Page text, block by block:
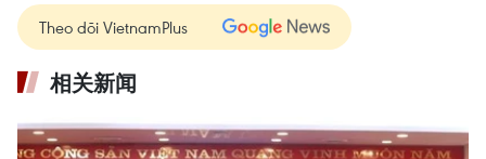
Theo dõi VietnamPlus
相关新闻